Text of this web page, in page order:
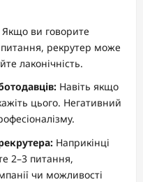
ви говорите
рекрутер може
лаконічність.
Навіть якщо
цього. Негативний
Наприкінці
2–3 питання,
чи можливості